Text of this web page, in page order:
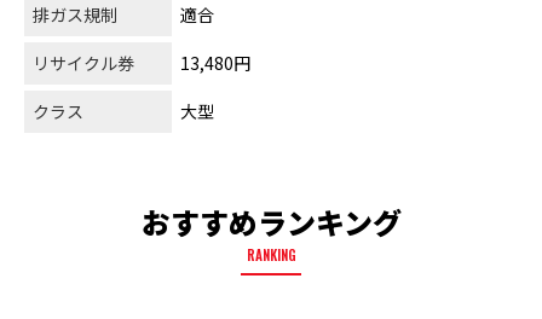
排ガス規制
適合
リサイクル券
13,480円
クラス
大型
おすすめランキング
RANKING